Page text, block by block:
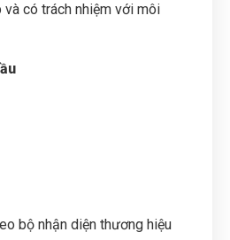
và có trách nhiệm với môi
bộ nhận diện thương hiệu